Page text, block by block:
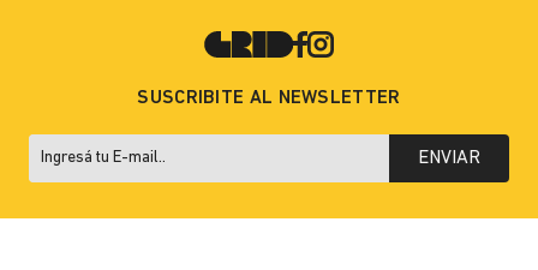
SUSCRIBITE AL NEWSLETTER
ENVIAR